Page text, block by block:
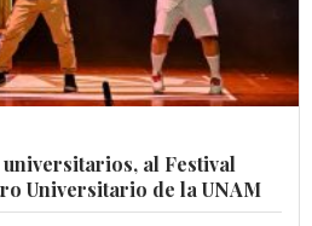
al Festival
Universitario de la UNAM